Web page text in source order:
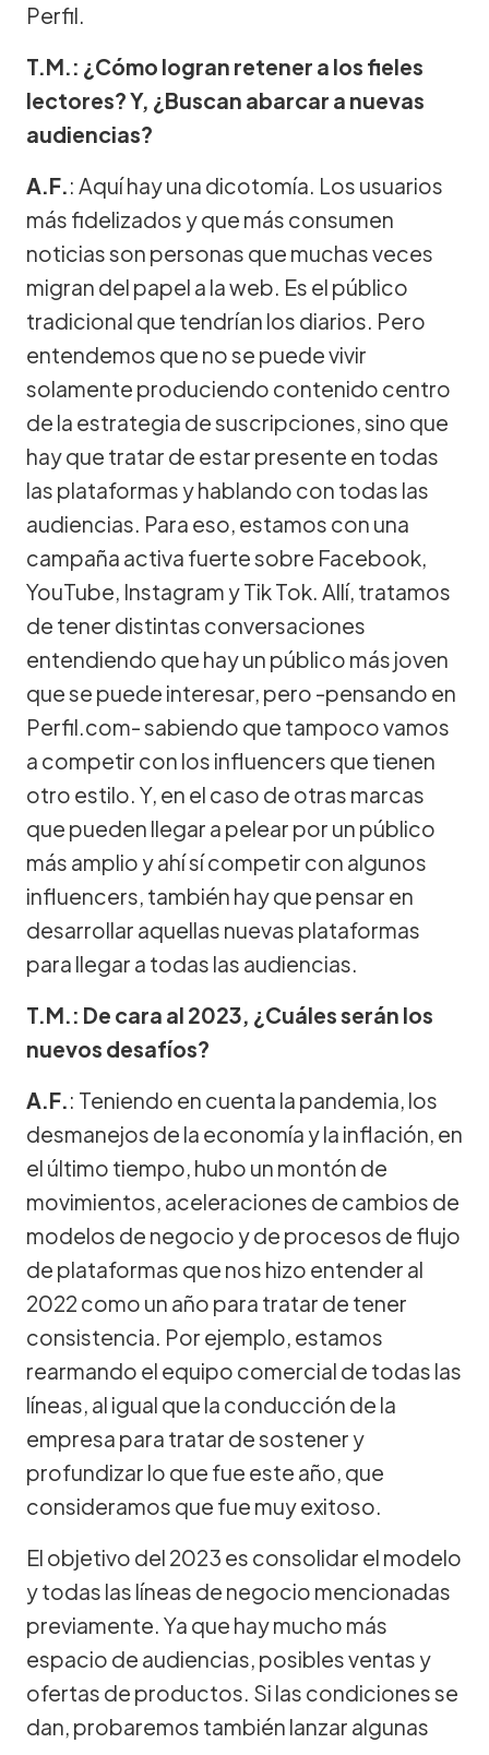
Perfil.
T.M.: ¿Cómo logran retener a los fieles
lectores? Y, ¿Buscan abarcar a nuevas
audiencias?
A.F.: Aquí hay una dicotomía. Los usuarios
más fidelizados y que más consumen
noticias son personas que muchas veces
migran del papel a la web. Es el público
tradicional que tendrían los diarios. Pero
entendemos que no se puede vivir
solamente produciendo contenido centro
de la estrategia de suscripciones, sino que
hay que tratar de estar presente en todas
las plataformas y hablando con todas las
audiencias. Para eso, estamos con una
campaña activa fuerte sobre Facebook,
YouTube, Instagram y Tik Tok. Allí, tratamos
de tener distintas conversaciones
entendiendo que hay un público más joven
que se puede interesar, pero -pensando en
Perfil.com- sabiendo que tampoco vamos
a competir con los influencers que tienen
otro estilo. Y, en el caso de otras marcas
que pueden llegar a pelear por un público
más amplio y ahí sí competir con algunos
influencers, también hay que pensar en
desarrollar aquellas nuevas plataformas
para llegar a todas las audiencias.
T.M.: De cara al 2023, ¿Cuáles serán los
nuevos desafíos?
A.F.: Teniendo en cuenta la pandemia, los
desmanejos de la economía y la inflación, en
el último tiempo, hubo un montón de
movimientos, aceleraciones de cambios de
modelos de negocio y de procesos de flujo
de plataformas que nos hizo entender al
2022 como un año para tratar de tener
consistencia. Por ejemplo, estamos
rearmando el equipo comercial de todas las
líneas, al igual que la conducción de la
empresa para tratar de sostener y
profundizar lo que fue este año, que
consideramos que fue muy exitoso.
El objetivo del 2023 es consolidar el modelo
y todas las líneas de negocio mencionadas
previamente. Ya que hay mucho más
espacio de audiencias, posibles ventas y
ofertas de productos. Si las condiciones se
dan, probaremos también lanzar algunas